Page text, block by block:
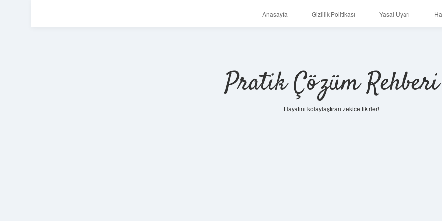
Anasayfa Gizlilik Politikası Yasal Uyarı
Pratik Çözüm Rehberi
Hayatını kolaylaştıran zekice fikirler!